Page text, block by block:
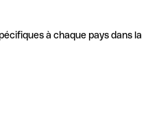
à chaque pays dans la